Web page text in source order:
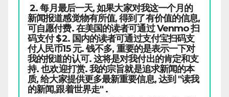
2. 每月最后一天, 如果大家对我这一个月的
新闻报道感觉物有所值, 得到了有价值的信息,
可自愿付费. 在美国的读者可通过 Venmo 扫
码支付 $2. 国内的读者可通过支付宝扫码支
付人民币15 元. 钱不多, 重要的是表示一下对
我的报道的认可. 这将是对我付出的肯定和支
持. 也欢迎打赏. 我的宗旨就是追求新闻的本
质, 给大家提供更多最新重要信息, 达到 "读我
的新闻,跟着世界走" .